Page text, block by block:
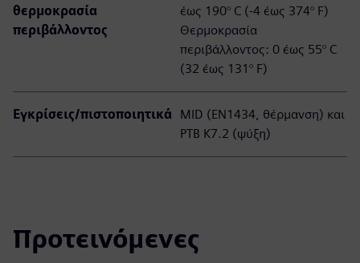
θερμοκρασία
περιβάλλοντος
έως 190° C (-4 έως 374° F)
Θερμοκρασία
περιβάλλοντος: 0 έως 55° C
(32 έως 131° F)
Εγκρίσεις/πιστοποιητικά
MID (EN1434, θέρμανση) και
PTB K7.2 (ψύξη)
Προτεινόμενες